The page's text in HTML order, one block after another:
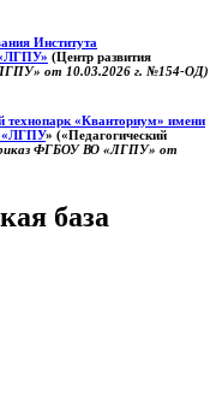
Института
(Центр развития
от 10.03.2026 г. №154-ОД)
«Кванториум» имени
» («Педагогический
ФГБОУ ВО «ЛГПУ» от
база